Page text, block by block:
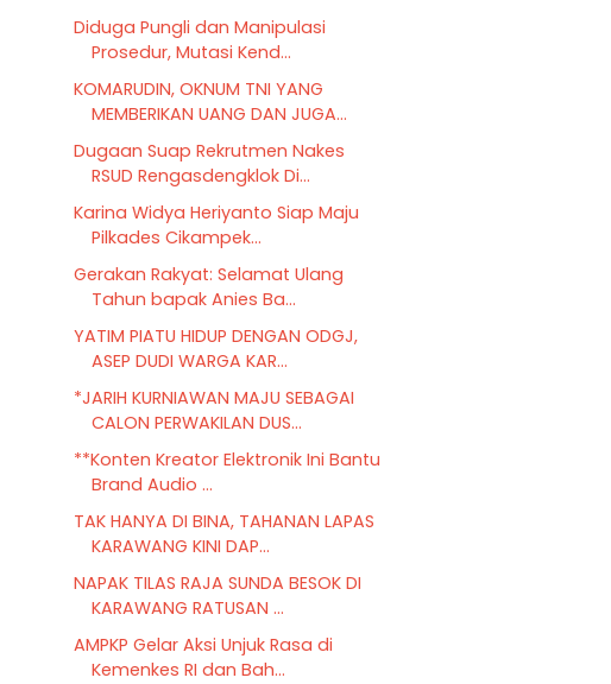
Diduga Pungli dan Manipulasi
Prosedur, Mutasi Kend...
KOMARUDIN, OKNUM TNI YANG
MEMBERIKAN UANG DAN JUGA...
Dugaan Suap Rekrutmen Nakes
RSUD Rengasdengklok Di...
Karina Widya Heriyanto Siap Maju
Pilkades Cikampek...
Gerakan Rakyat: Selamat Ulang
Tahun bapak Anies Ba...
YATIM PIATU HIDUP DENGAN ODGJ,
ASEP DUDI WARGA KAR...
*JARIH KURNIAWAN MAJU SEBAGAI
CALON PERWAKILAN DUS...
**Konten Kreator Elektronik Ini Bantu
Brand Audio ...
TAK HANYA DI BINA, TAHANAN LAPAS
KARAWANG KINI DAP...
NAPAK TILAS RAJA SUNDA BESOK DI
KARAWANG RATUSAN ...
AMPKP Gelar Aksi Unjuk Rasa di
Kemenkes RI dan Bah...